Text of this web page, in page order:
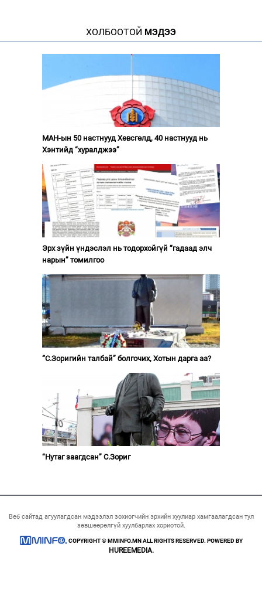
ХОЛБООТОЙ МЭДЭЭ
МАН-ын 50 настнууд Хөвсгөлд, 40 настнууд нь
Хэнтийд “хуралджээ”
Эрх зүйн үндэслэл нь тодорхойгүй “гадаад элч
нарын” томилгоо
“С.Зоригийн талбай” болгочих, Хотын дарга аа?
“Нутаг заагдсан” С.Зориг
Веб сайтад агуулагдсан мэдээлэл зохиогчийн эрхийн хуулиар хамгаалагдсан тул
зөвшөөрөлгүй хуулбарлах хориотой.
COPYRIGHT © MMINFO.MN ALL RIGHTS RESERVED. POWERED BY
HUREEMEDIA.